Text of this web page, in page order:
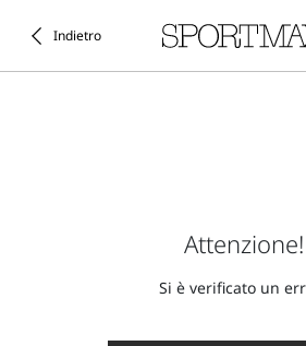
Indietro
Attenzione!
Si è verificato un